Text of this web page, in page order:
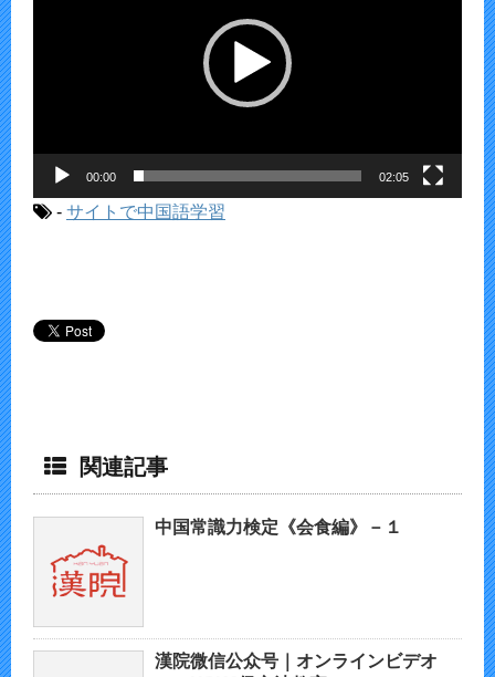
00:00 02:05
- サイトで中国語学習
関連記事
中国常識力検定《会食編》－１
漢院微信公众号｜オンラインビデオ